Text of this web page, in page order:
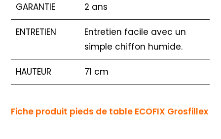
GARANTIE 2 ans
ENTRETIEN
Entretien facile avec un
simple chiffon humide.
HAUTEUR 71 cm
Fiche produit pieds de table ECOFIX Grosfillex